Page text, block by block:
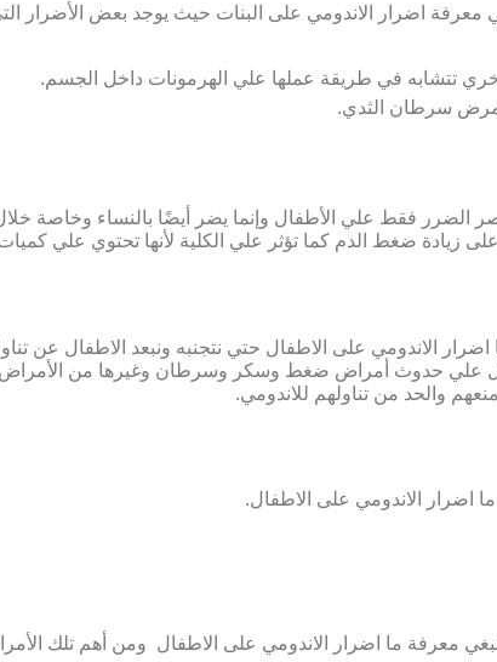
اضرار الاندومي على البنات حيث يوجد بعض الأضرار
تتشابه في طريقة عملها علي الهرمونات داخل الجسم.
بمرض سرطان الثدي.
الضرر فقط علي الأطفال وإنما يضر أيضًا بالنساء وخاصة خلال
زيادة ضغط الدم كما تؤثر علي الكلية لأنها تحتوي علي
اضرار الاندومي على الاطفال حتي نتجنبه ونبعد الاطفال عن
علي حدوث أمراض ضغط وسكر وسرطان وغيرها من الأمراض
والحد من تناولهم للاندومي.
اضرار الاندومي على الاطفال.
معرفة ما اضرار الاندومي على الاطفال ومن أهم تلك